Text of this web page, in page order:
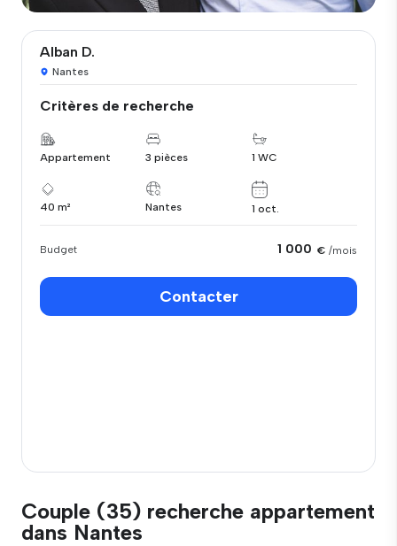
Alban D.
Nantes
Critères de recherche
Appartement 3 pièces 1 WC
40 m² Nantes 1 oct.
Budget 1 000 € /mois
Contacter
Couple (35) recherche appartement
dans Nantes